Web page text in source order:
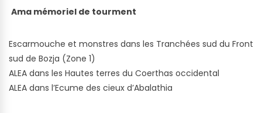
Ama mémoriel de tourment
Escarmouche et monstres dans les Tranchées sud du Front
sud de Bozja (Zone 1)
ALEA dans les Hautes terres du Coerthas occidental
ALEA dans l’Ecume des cieux d’Abalathia